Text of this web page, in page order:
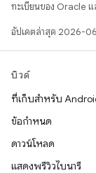
ทะเบียนของ Oracle แ
อัปเดตล่าสุด 2026-
บิวด์
ที่เก็บสำหรับ
ข้อกำหนด
ดาวน์โหลด
แสดงพรีวิวไบนารี